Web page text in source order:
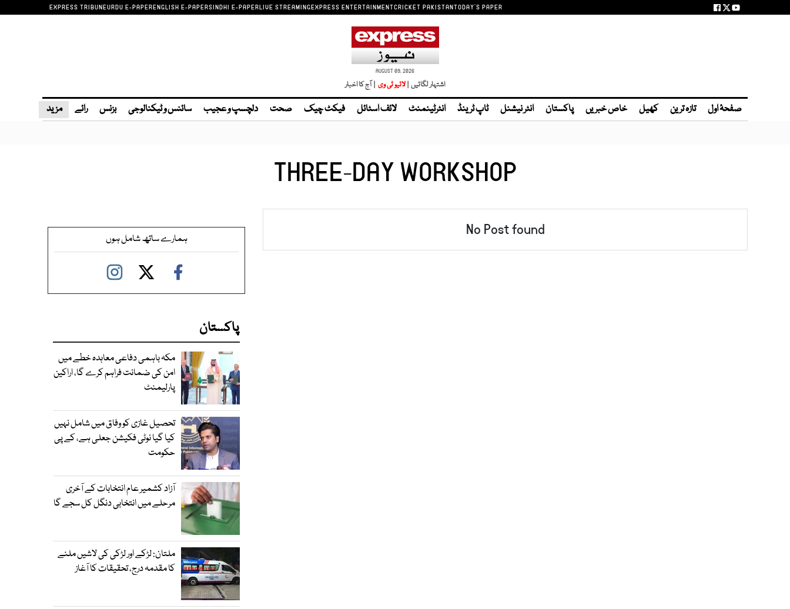
EXPRESS TRIBUNEURDU E-PAPERENGLISH E-PAPERSINDHI E-PAPERLIVE STREAMINGEXPRESS ENTERTAINMENTCRICKET PAKISTANTODAY'S PAPER
AUGUST 09, 2026
اشتہار لگائیں | | آج کا اخبار
صفحۂ اول تازہ ترین کھیل خاص خبریں پاکستان انٹر نیشنل ٹاپ ٹرینڈ انٹرٹینمنٹ لائف اسٹائل فیکٹ چیک صحت دلچسپ و عجیب سائنس و ٹیکنالوجی بزنس رائے مزید
THREE-DAY WORKSHOP
No Post found ہمارے ساتھ شامل ہوں
پاکستان
مکہ باہمی دفاعی معاہدہ خطے میں
امن کی ضمانت فراہم کرے گا، اراکین
پارلیمنٹ
تحصیل غازی کو وفاق میں شامل نہیں
کیا گیا نوٹی فکیشن جعلی ہے، کے پی
حکومت
آزاد کشمیر عام انتخابات کے آخری
مرحلے میں انتخابی دنگل کل سجے گا
ملتان: لڑکے اور لڑکی کی لاشیں ملنے
کا مقدمہ درج، تحقیقات کا آغاز